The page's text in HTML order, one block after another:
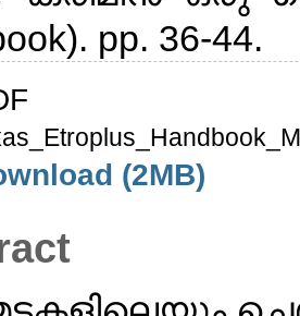
pp. 36-44.
(2MB)